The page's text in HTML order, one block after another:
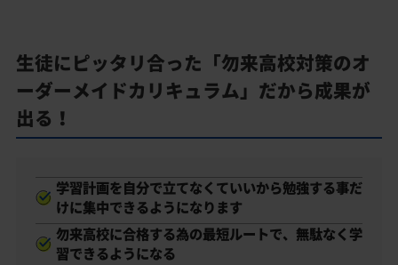
生徒にピッタリ合った「勿来高校対策のオ
ーダーメイドカリキュラム」だから成果が
出る！
学習計画を自分で立てなくていいから勉強する事だ
けに集中できるようになります
勿来高校に合格する為の最短ルートで、無駄なく学
習できるようになる